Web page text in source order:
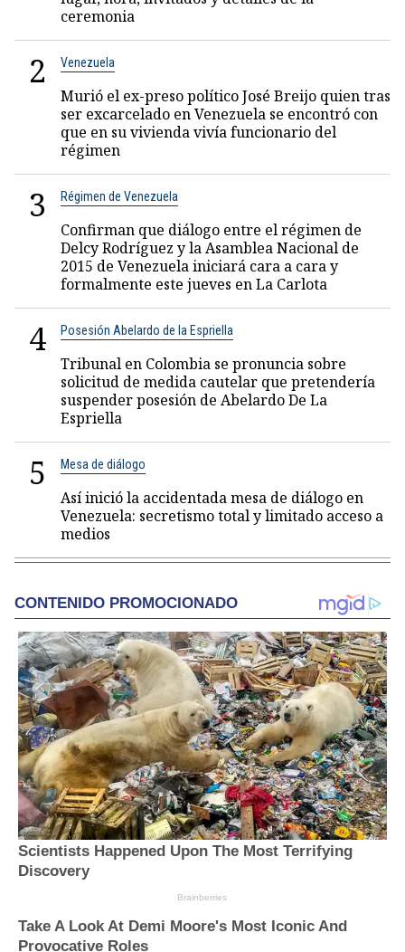
ceremonia
2 Venezuela
Murió el ex-preso político José Breijo quien tras
ser excarcelado en Venezuela se encontró con
que en su vivienda vivía funcionario del
régimen
3 Régimen de Venezuela
Confirman que diálogo entre el régimen de
Delcy Rodríguez y la Asamblea Nacional de
2015 de Venezuela iniciará cara a cara y
formalmente este jueves en La Carlota
4 Posesión Abelardo de la Espriella
Tribunal en Colombia se pronuncia sobre
solicitud de medida cautelar que pretendería
suspender posesión de Abelardo De La
Espriella
5 Mesa de diálogo
Así inició la accidentada mesa de diálogo en
Venezuela: secretismo total y limitado acceso a
medios